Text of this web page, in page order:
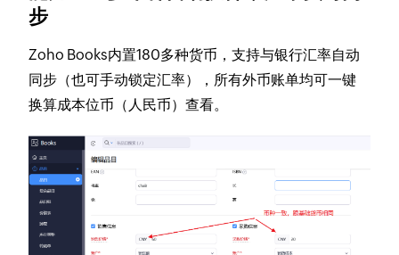
步
Zoho Books内置180多种货币，支持与银行汇率自动
同步（也可手动锁定汇率），所有外币账单均可一键
换算成本位币（人民币）查看。